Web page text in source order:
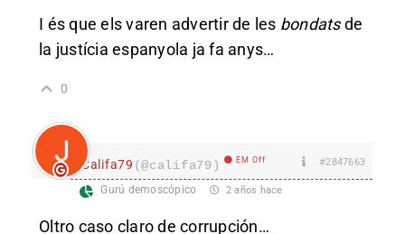
I és que els varen advertir de les bondatsde
la justícia espanyola ja fa anys…
0
Califa79 (@califa79) EM Off #2847663
Gurú demoscópico 2 años hace
Oltro caso claro de corrupción…